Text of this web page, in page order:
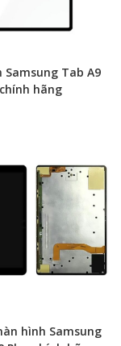
Samsung Tab A9
chính hãng
hình Samsung